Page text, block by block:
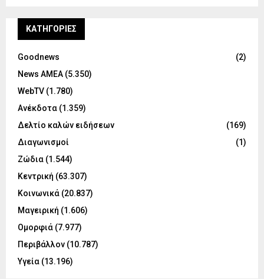
KΑΤΗΓΟΡΊΕΣ
Goodnews
(2)
News ΑΜΕΑ (5.350)
WebTV (1.780)
Ανέκδοτα (1.359)
Δελτίο καλών ειδήσεων
(169)
Διαγωνισμοί
(1)
Ζώδια (1.544)
Κεντρική (63.307)
Κοινωνικά (20.837)
Μαγειρική (1.606)
Ομορφιά (7.977)
Περιβάλλον (10.787)
Υγεία (13.196)